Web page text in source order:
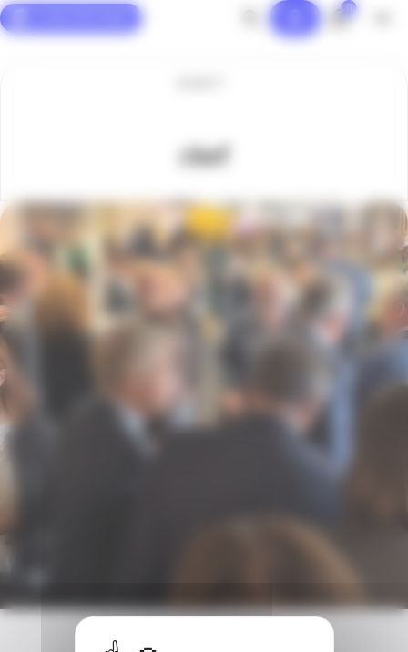
0
chef
Panneau de gestion des cookies